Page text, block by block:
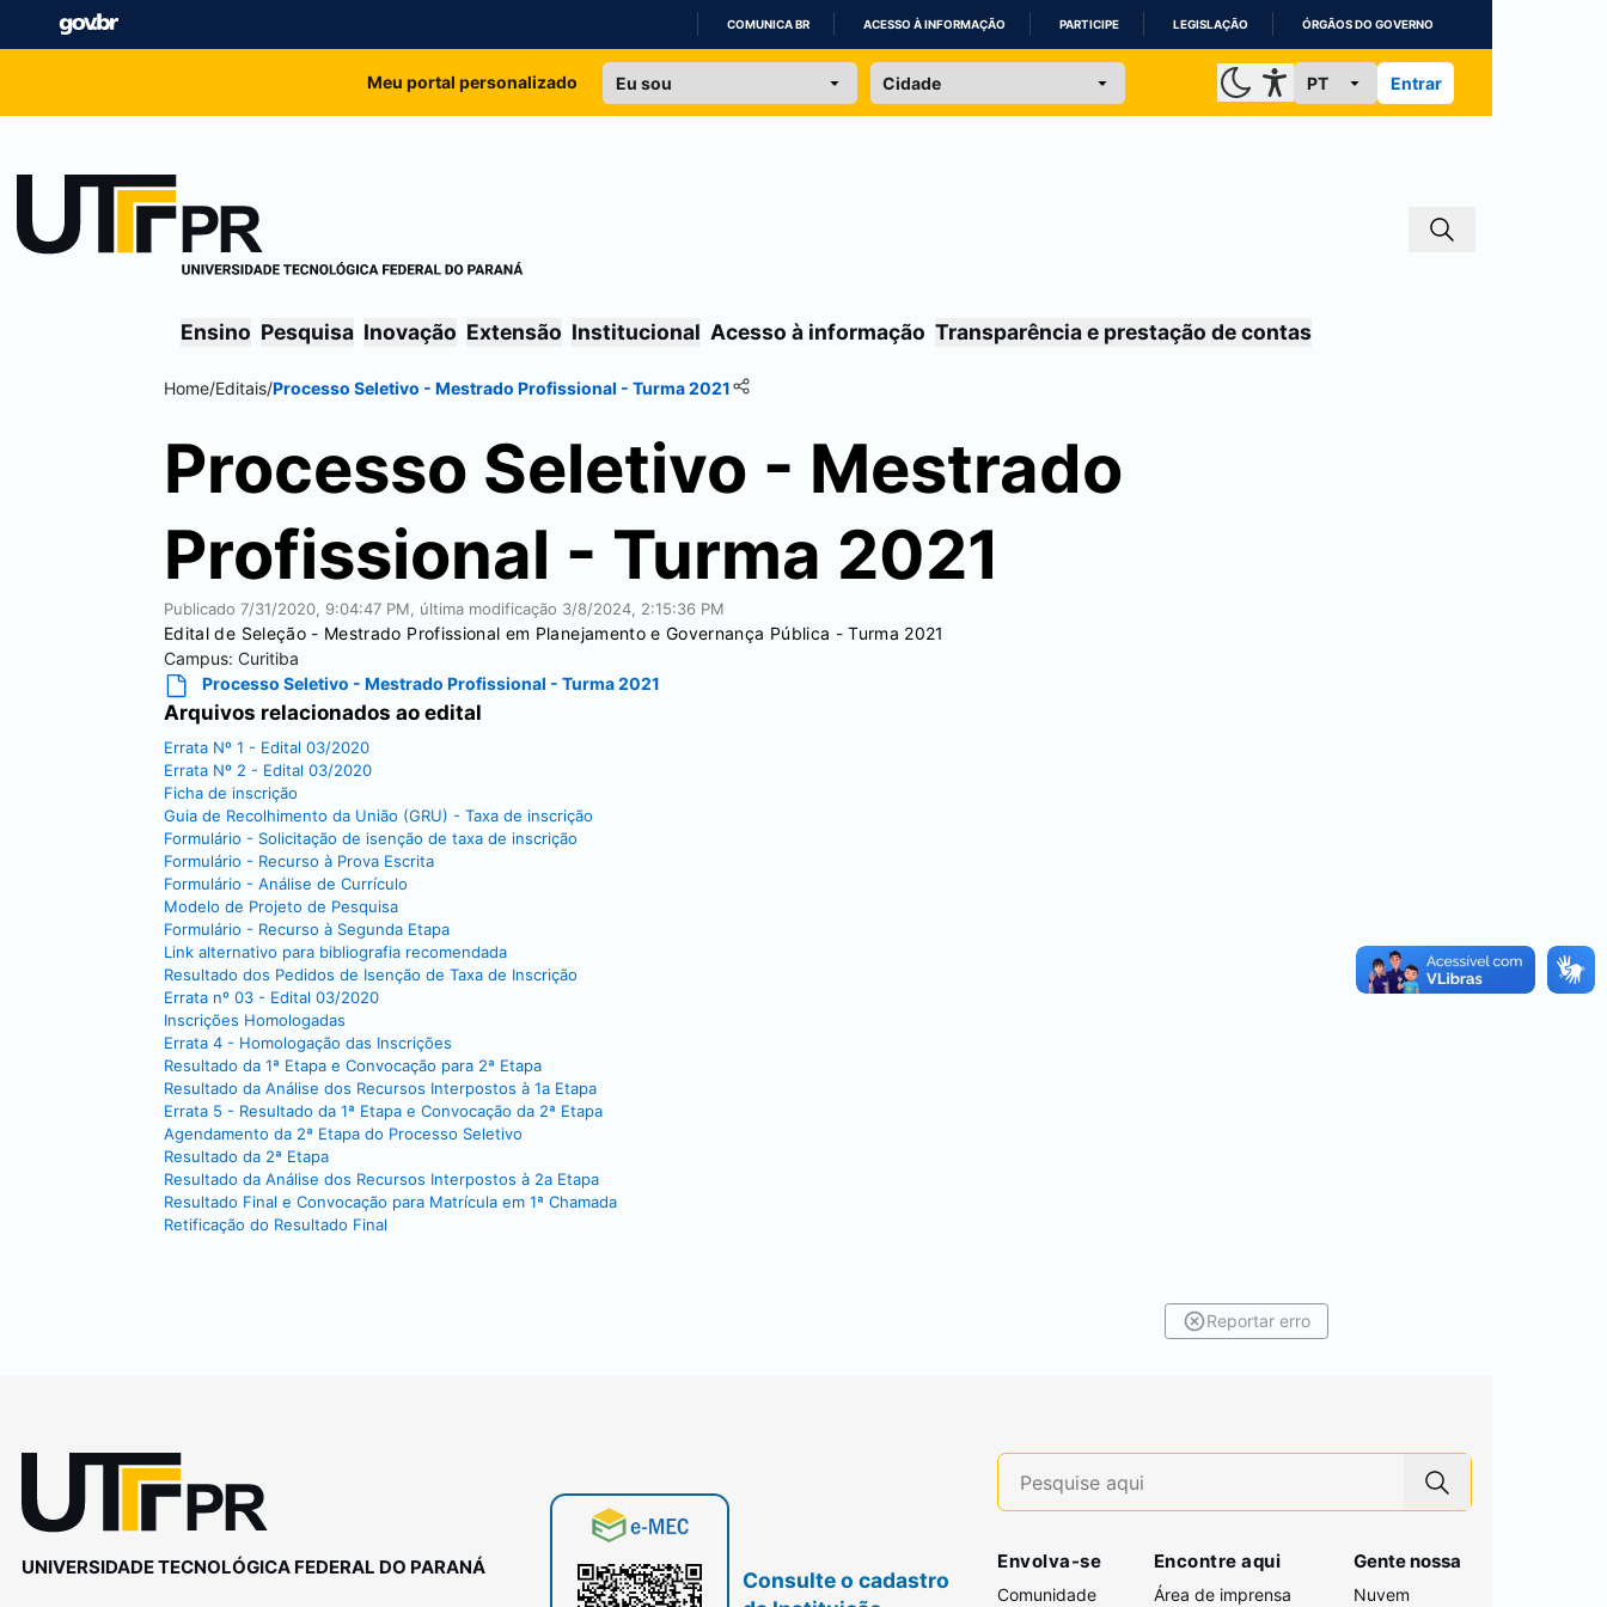
IR
COMUNICA BR ACESSO À INFORMAÇÃO PARTICIPE LEGISLAÇÃO ÓRGÃOS DO GOVERNO
Meu portal personalizado Entrar
Ensino Pesquisa Inovação Extensão Institucional Acesso à informação Transparência e prestação de contas
Home/Editais/Processo Seletivo - Mestrado Profissional - Turma 2021
Processo Seletivo - Mestrado
Profissional - Turma 2021
Publicado 7/31/2020, 9:04:47 PM , última modificação 3/8/2024, 2:15:36 PM
Edital de Seleção - Mestrado Profissional em Planejamento e Governança Pública - Turma 2021
Campus: Curitiba
Processo Seletivo - Mestrado Profissional - Turma 2021
Arquivos relacionados ao edital
Errata Nº 1 - Edital 03/2020
Errata Nº 2 - Edital 03/2020
Ficha de inscrição
Guia de Recolhimento da União (GRU) - Taxa de inscrição
Formulário - Solicitação de isenção de taxa de inscrição
Formulário - Recurso à Prova Escrita
Formulário - Análise de Currículo
Modelo de Projeto de Pesquisa
Formulário - Recurso à Segunda Etapa
Link alternativo para bibliografia recomendada
Resultado dos Pedidos de Isenção de Taxa de Inscrição
Errata nº 03 - Edital 03/2020
Inscrições Homologadas
Errata 4 - Homologação das Inscrições
Resultado da 1ª Etapa e Convocação para 2ª Etapa
Resultado da Análise dos Recursos Interpostos à 1a Etapa
Errata 5 - Resultado da 1ª Etapa e Convocação da 2ª Etapa
Agendamento da 2ª Etapa do Processo Seletivo
Resultado da 2ª Etapa
Resultado da Análise dos Recursos Interpostos à 2a Etapa
Resultado Final e Convocação para Matrícula em 1ª Chamada
Retificação do Resultado Final
Reportar erro
UNIVERSIDADE TECNOLÓGICA FEDERAL DO PARANÁ
Consulte o cadastro
Envolva-se
Comunidade
Encontre aqui
Área de imprensa
Gente nossa
Nuvem